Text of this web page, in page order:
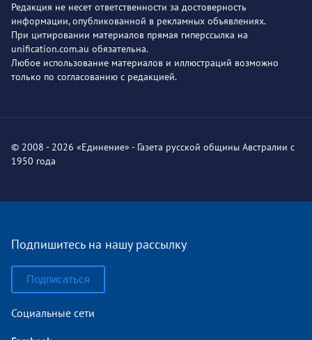
Редакция не несет ответственности за достоверность
информации, опубликованной в рекламных объявлениях.
При цитировании материалов прямая гиперссылка на
unification.com.au обязательна.
Любое использование материалов и иллюстраций возможно
только по согласованию с редакцией.
© 2008 - 2026 «Единение» - Газета русской общины Австралии с
1950 года
Подпишитесь на нашу рассылку
Подписаться
Социальные сети